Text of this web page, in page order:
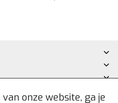
onze website, ga je